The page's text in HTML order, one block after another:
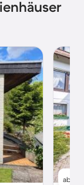
ab